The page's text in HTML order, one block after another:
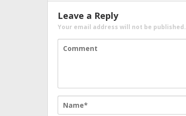
Leave a Reply
Your email address will not be published.